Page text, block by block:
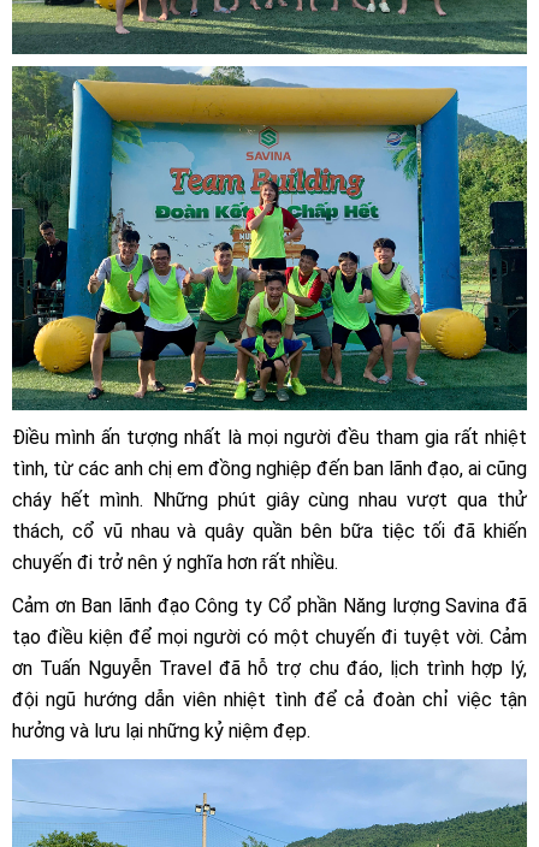
Điều mình ấn tượng nhất là mọi người đều tham gia rất nhiệt
tình, từ các anh chị em đồng nghiệp đến ban lãnh đạo, ai cũng
cháy hết mình. Những phút giây cùng nhau vượt qua thử
thách, cổ vũ nhau và quây quần bên bữa tiệc tối đã khiến
chuyến đi trở nên ý nghĩa hơn rất nhiều.
Cảm ơn Ban lãnh đạo Công ty Cổ phần Năng lượng Savina đã
tạo điều kiện để mọi người có một chuyến đi tuyệt vời. Cảm
ơn Tuấn Nguyễn Travel đã hỗ trợ chu đáo, lịch trình hợp lý,
đội ngũ hướng dẫn viên nhiệt tình để cả đoàn chỉ việc tận
hưởng và lưu lại những kỷ niệm đẹp.